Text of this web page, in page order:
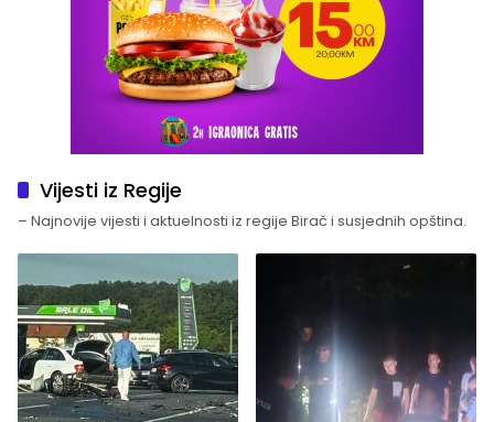
Vijesti iz Regije
– Najnovije vijesti i aktuelnosti iz regije Birač i susjednih opština.